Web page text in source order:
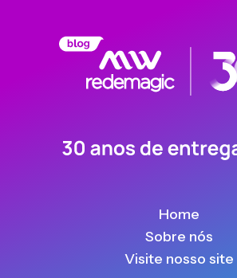
Home
Sobre nós
Visite nosso site